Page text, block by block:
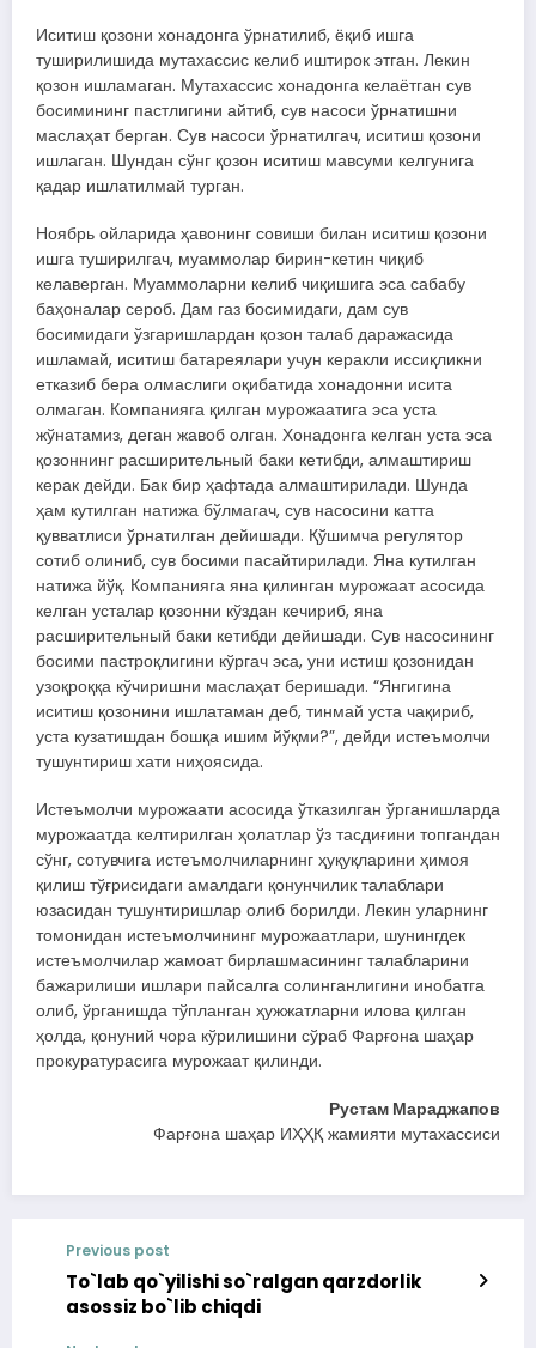
Иситиш қозони хонадонга ўрнатилиб, ёқиб ишга
туширилишида мутахассис келиб иштирок этган. Лекин
қозон ишламаган. Мутахассис хонадонга келаётган сув
босимининг пастлигини айтиб, сув насоси ўрнатишни
маслаҳат берган. Сув насоси ўрнатилгач, иситиш қозони
ишлаган. Шундан сўнг қозон иситиш мавсуми келгунига
қадар ишлатилмай турган.
Ноябрь ойларида ҳавонинг совиши билан иситиш қозони
ишга туширилгач, муаммолар бирин-кетин чиқиб
келаверган. Муаммоларни келиб чиқишига эса сабабу
баҳоналар сероб. Дам газ босимидаги, дам сув
босимидаги ўзгаришлардан қозон талаб даражасида
ишламай, иситиш батареялари учун керакли иссиқликни
етказиб бера олмаслиги оқибатида хонадонни исита
олмаган. Компанияга қилган мурожаатига эса уста
жўнатамиз, деган жавоб олган. Хонадонга келган уста эса
қозоннинг расширительный баки кетибди, алмаштириш
керак дейди. Бак бир ҳафтада алмаштирилади. Шунда
ҳам кутилган натижа бўлмагач, сув насосини катта
қувватлиси ўрнатилган дейишади. Қўшимча регулятор
сотиб олиниб, сув босими пасайтирилади. Яна кутилган
натижа йўқ. Компанияга яна қилинган мурожаат асосида
келган усталар қозонни кўздан кечириб, яна
расширительный баки кетибди дейишади. Сув насосининг
босими пастроқлигини кўргач эса, уни истиш қозонидан
узоқроққа кўчиришни маслаҳат беришади. “Янгигина
иситиш қозонини ишлатаман деб, тинмай уста чақириб,
уста кузатишдан бошқа ишим йўқми?”, дейди истеъмолчи
тушунтириш хати ниҳоясида.
Истеъмолчи мурожаати асосида ўтказилган ўрганишларда
мурожаатда келтирилган ҳолатлар ўз тасдиғини топгандан
сўнг, сотувчига истеъмолчиларнинг ҳуқуқларини ҳимоя
қилиш тўғрисидаги амалдаги қонунчилик талаблари
юзасидан тушунтиришлар олиб борилди. Лекин уларнинг
томонидан истеъмолчининг мурожаатлари, шунингдек
истеъмолчилар жамоат бирлашмасининг талабларини
бажарилиши ишлари пайсалга солинганлигини инобатга
олиб, ўрганишда тўпланган ҳужжатларни илова қилган
ҳолда, қонуний чора кўрилишини сўраб Фарғона шаҳар
прокуратурасига мурожаат қилинди.
Рустам Мараджапов
Фарғона шаҳар ИҲҲҚ жамияти мутахассиси
Previous post
To`lab qo`yilishi so`ralgan qarzdorlik
asossiz bo`lib chiqdi